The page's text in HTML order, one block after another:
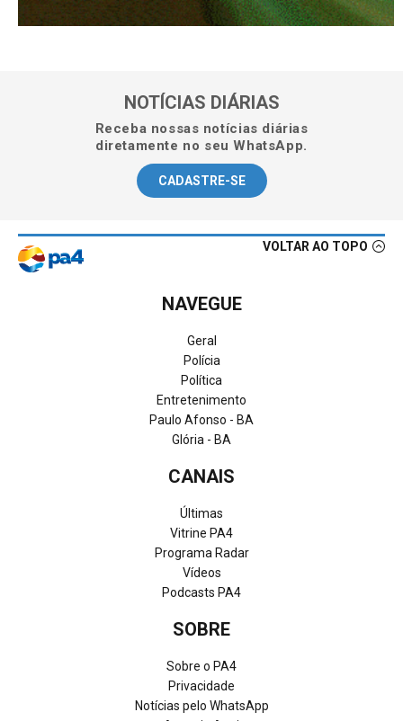
NOTÍCIAS DIÁRIAS
Receba nossas notícias diárias
diretamente no seu WhatsApp.
CADASTRE-SE
VOLTAR AO TOPO
NAVEGUE
Geral
Polícia
Política
Entretenimento
Paulo Afonso - BA
Glória - BA
CANAIS
Últimas
Vitrine PA4
Programa Radar
Vídeos
Podcasts PA4
SOBRE
Sobre o PA4
Privacidade
Notícias pelo WhatsApp